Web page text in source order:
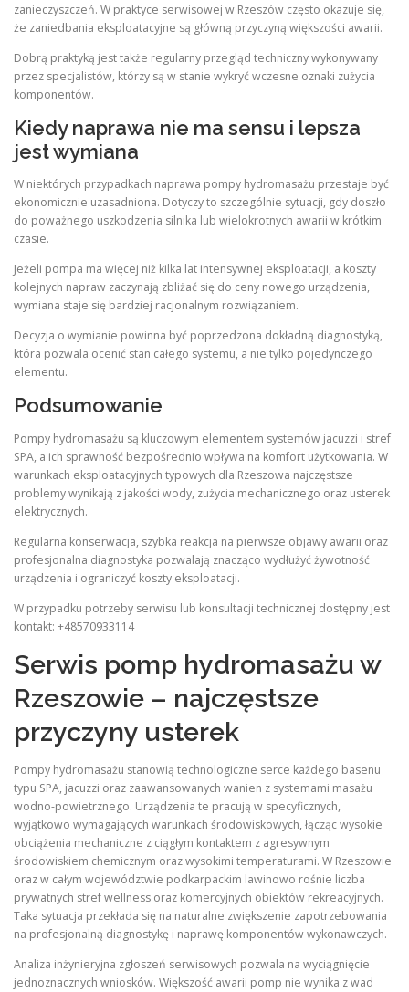
zanieczyszczeń. W praktyce serwisowej w Rzeszów często okazuje się,
że zaniedbania eksploatacyjne są główną przyczyną większości awarii.
Dobrą praktyką jest także regularny przegląd techniczny wykonywany
przez specjalistów, którzy są w stanie wykryć wczesne oznaki zużycia
komponentów.
Kiedy naprawa nie ma sensu i lepsza
jest wymiana
W niektórych przypadkach naprawa pompy hydromasażu przestaje być
ekonomicznie uzasadniona. Dotyczy to szczególnie sytuacji, gdy doszło
do poważnego uszkodzenia silnika lub wielokrotnych awarii w krótkim
czasie.
Jeżeli pompa ma więcej niż kilka lat intensywnej eksploatacji, a koszty
kolejnych napraw zaczynają zbliżać się do ceny nowego urządzenia,
wymiana staje się bardziej racjonalnym rozwiązaniem.
Decyzja o wymianie powinna być poprzedzona dokładną diagnostyką,
która pozwala ocenić stan całego systemu, a nie tylko pojedynczego
elementu.
Podsumowanie
Pompy hydromasażu są kluczowym elementem systemów jacuzzi i stref
SPA, a ich sprawność bezpośrednio wpływa na komfort użytkowania. W
warunkach eksploatacyjnych typowych dla Rzeszowa najczęstsze
problemy wynikają z jakości wody, zużycia mechanicznego oraz usterek
elektrycznych.
Regularna konserwacja, szybka reakcja na pierwsze objawy awarii oraz
profesjonalna diagnostyka pozwalają znacząco wydłużyć żywotność
urządzenia i ograniczyć koszty eksploatacji.
W przypadku potrzeby serwisu lub konsultacji technicznej dostępny jest
kontakt: +48570933114
Serwis pomp hydromasażu w
Rzeszowie – najczęstsze
przyczyny usterek
Pompy hydromasażu stanowią technologiczne serce każdego basenu
typu SPA, jacuzzi oraz zaawansowanych wanien z systemami masażu
wodno-powietrznego. Urządzenia te pracują w specyficznych,
wyjątkowo wymagających warunkach środowiskowych, łącząc wysokie
obciążenia mechaniczne z ciągłym kontaktem z agresywnym
środowiskiem chemicznym oraz wysokimi temperaturami. W Rzeszowie
oraz w całym województwie podkarpackim lawinowo rośnie liczba
prywatnych stref wellness oraz komercyjnych obiektów rekreacyjnych.
Taka sytuacja przekłada się na naturalne zwiększenie zapotrzebowania
na profesjonalną diagnostykę i naprawę komponentów wykonawczych.
Analiza inżynieryjna zgłoszeń serwisowych pozwala na wyciągnięcie
jednoznacznych wniosków. Większość awarii pomp nie wynika z wad